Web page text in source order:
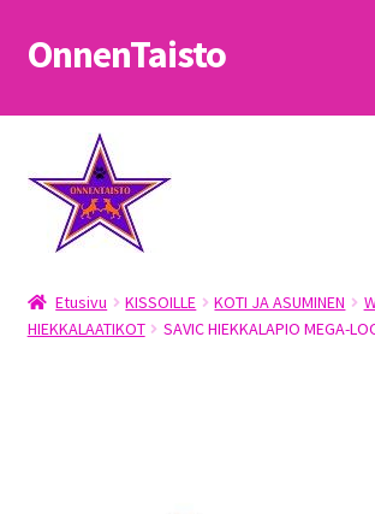
Siirry
navigointiin
Siirry
sisältöön
OnnenTaisto
Etusivu
Kassa
Oma tili
OnnenTaisto
Etusivu KISSOILLE KOTI JA ASUMINEN
HIEKKALAATIKOT
SAVIC HIEKKALAPIO MEGA-